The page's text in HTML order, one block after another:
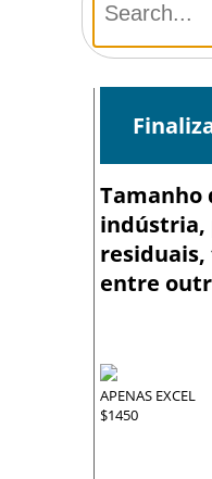
Tamanho
indústria,
entre
APENAS EXCEL
$1450